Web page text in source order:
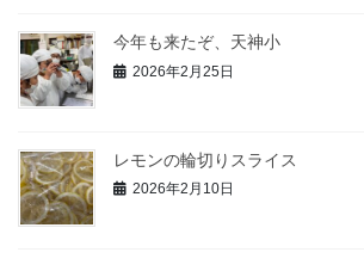
今年も来たぞ、天神小
2026年2月25日
レモンの輪切りスライス
2026年2月10日